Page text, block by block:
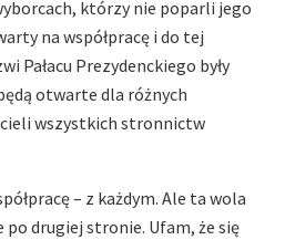
którzy nie poparli jego
na współpracę i do tej
Pałacu Prezydenckiego były
otwarte dla różnych
wszystkich stronnictw
– z każdym. Ale ta wola
po drugiej stronie. Ufam, że się